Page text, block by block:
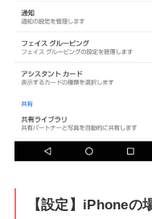
【設定】iPhoneの